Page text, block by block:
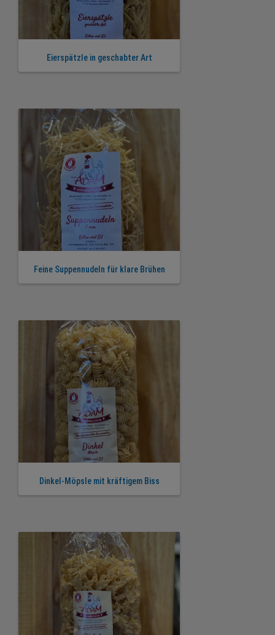
Eierspätzle in geschabter Art
Feine Suppennudeln für klare Brühen
Dinkel-Möpsle mit kräftigem Biss